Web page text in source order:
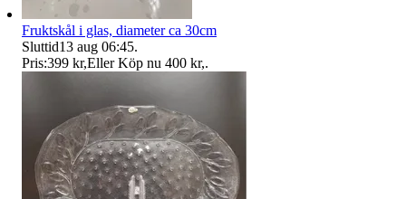
Fruktskål i glas, diameter ca 30cm
Sluttid13 aug 06:45.
Pris:399 kr,Eller Köp nu 400 kr,.